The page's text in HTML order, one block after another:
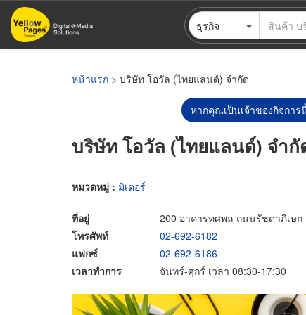
ข้าม
ไป
ธุรกิจ
หน้าแรก > บริษัท โอวัล (ไทยแลนด์) จำกัด
หากคุณเป็นเจ้าของกิจกา
บริษัท โอวัล (ไทยแลนด์) จำกั
หมวดหมู่ : มิเตอร์
ที่อยู่
200 อาคารทศพล ถนนรัชดาภิเษก
โทรศัพท์
02-692-6182
แฟกซ์
02-692-6186
เวลาทำการ
จันทร์-ศุกร์ เวลา 08:30-17:30